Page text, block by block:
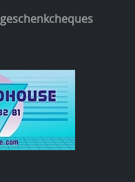
geschenkcheques